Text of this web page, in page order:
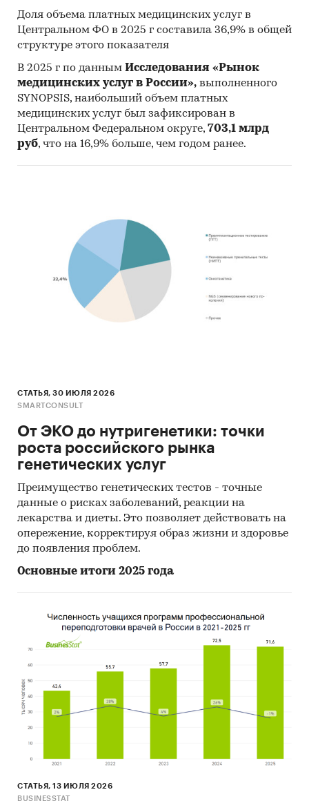
Министерство финансов РФ
Институт социально-экономических
проблем народонаселения РАН
Всероссийский центр изучения
общественного мнения
Фонд «Российское здравоохранение»
ФГУ Центральный НИИ организации и
информатизации здравоохранения
Северо-Западный федеральный
Мурманская область
Доля объема платных медицинских услуг в
Центральном ФО в 2025 г составила 36,9% в общей
структуре этого показателя
В 2025 г по данным Исследования «Рынок
медицинских услуг в России», выполненного
SYNOPSIS, наибольший объем платных
медицинских услуг был зафиксирован в
Центральном Федеральном округе, 703,1 млрд
руб, что на 16,9% больше, чем годом ранее.
СТАТЬЯ, 30 ИЮЛЯ 2026
SMARTCONSULT
От ЭКО до нутригенетики: точки
роста российского рынка
генетических услуг
Преимущество генетических тестов - точные
данные о рисках заболеваний, реакции на
лекарства и диеты. Это позволяет действовать на
опережение, корректируя образ жизни и здоровье
до появления проблем.
Основные итоги 2025 года
СТАТЬЯ, 13 ИЮЛЯ 2026
BUSINESSTAT